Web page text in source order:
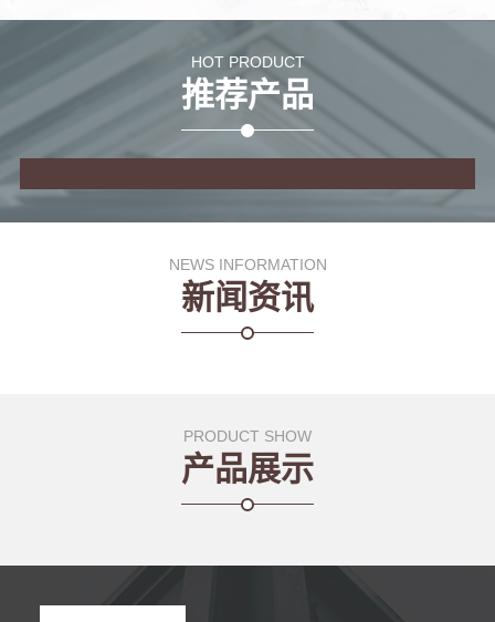
HOT PRODUCT
推荐产品
NEWS INFORMATION
新闻资讯
PRODUCT SHOW
产品展示